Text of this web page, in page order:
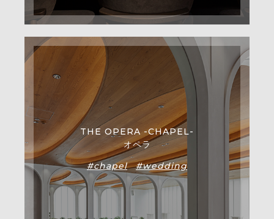
THE OPERA -CHAPEL-
オペラ
#chapel
#wedding